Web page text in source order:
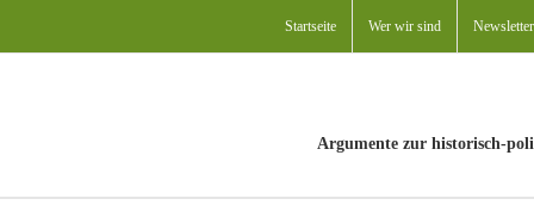
Startseite Wer wir sind Newsletter
Argumente zur historisch-